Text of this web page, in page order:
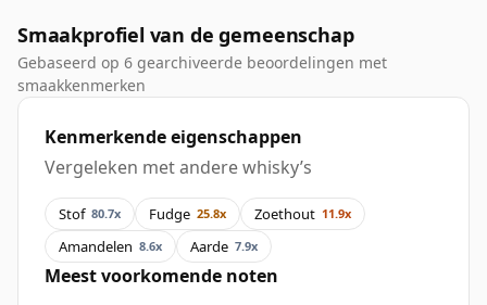
Smaakprofiel van de gemeenschap
Gebaseerd op 6 gearchiveerde beoordelingen met
smaakkenmerken
Kenmerkende eigenschappen
Vergeleken met andere whisky’s
Stof 80.7x Fudge 25.8x Zoethout 11.9x
Amandelen 8.6x Aarde 7.9x
Meest voorkomende noten